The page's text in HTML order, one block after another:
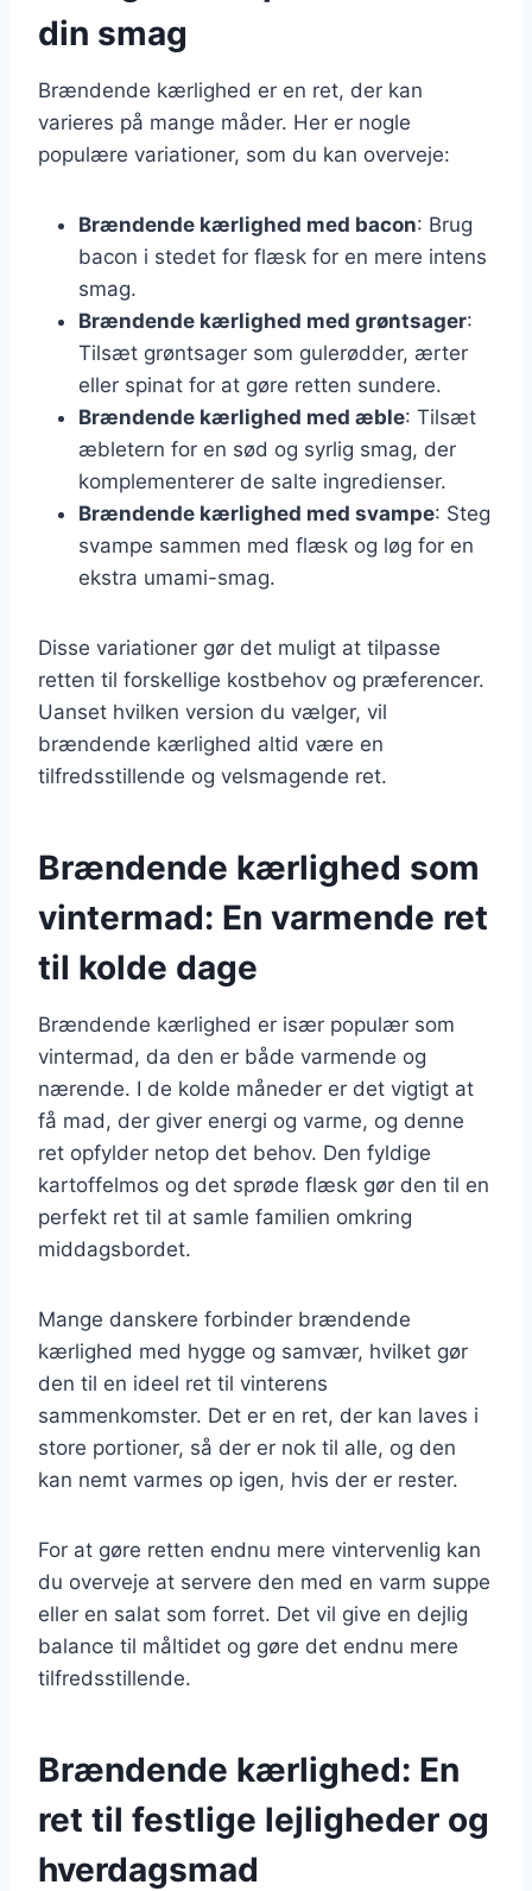
din smag
Brændende kærlighed er en ret, der kan
varieres på mange måder. Her er nogle
populære variationer, som du kan overveje:
Brændende kærlighed med bacon: Brug
bacon i stedet for flæsk for en mere intens
smag.
Brændende kærlighed med grøntsager:
Tilsæt grøntsager som gulerødder, ærter
eller spinat for at gøre retten sundere.
Brændende kærlighed med æble: Tilsæt
æbletern for en sød og syrlig smag, der
komplementerer de salte ingredienser.
Brændende kærlighed med svampe: Steg
svampe sammen med flæsk og løg for en
ekstra umami-smag.
Disse variationer gør det muligt at tilpasse
retten til forskellige kostbehov og præferencer.
Uanset hvilken version du vælger, vil
brændende kærlighed altid være en
tilfredsstillende og velsmagende ret.
Brændende kærlighed som
vintermad: En varmende ret
til kolde dage
Brændende kærlighed er især populær som
vintermad, da den er både varmende og
nærende. I de kolde måneder er det vigtigt at
få mad, der giver energi og varme, og denne
ret opfylder netop det behov. Den fyldige
kartoffelmos og det sprøde flæsk gør den til en
perfekt ret til at samle familien omkring
middagsbordet.
Mange danskere forbinder brændende
kærlighed med hygge og samvær, hvilket gør
den til en ideel ret til vinterens
sammenkomster. Det er en ret, der kan laves i
store portioner, så der er nok til alle, og den
kan nemt varmes op igen, hvis der er rester.
For at gøre retten endnu mere vintervenlig kan
du overveje at servere den med en varm suppe
eller en salat som forret. Det vil give en dejlig
balance til måltidet og gøre det endnu mere
tilfredsstillende.
Brændende kærlighed: En
ret til festlige lejligheder og
hverdagsmad